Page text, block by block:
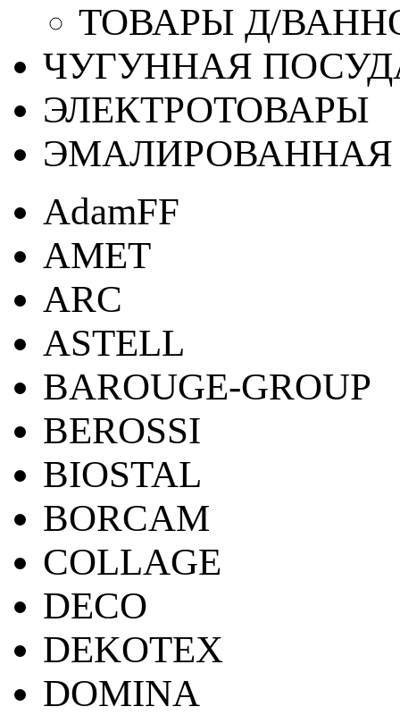
ТОВАРЫ Д/
ЧУГУННАЯ
ЭЛЕКТРОТОВАРЫ
ЭМАЛИРОВАННАЯ
AdamFF
AMET
ARC
ASTELL
BAROUGE-GROUP
BEROSSI
BIOSTAL
BORCAM
COLLAGE
DECO
DEKOTEX
DOMINA